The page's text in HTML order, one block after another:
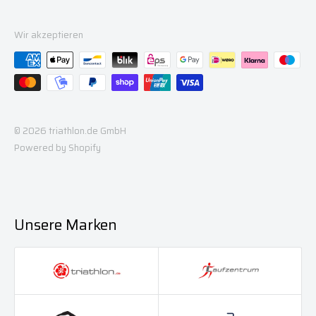
Wir akzeptieren
© 2026 triathlon.de GmbH
Powered by Shopify
Unsere Marken